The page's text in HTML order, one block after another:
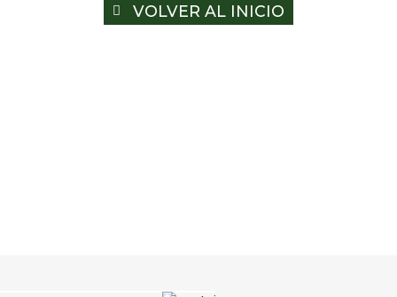
VOLVER AL INICIO